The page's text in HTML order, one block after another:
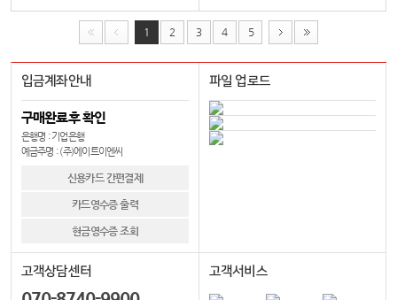
1 2 3 4 5
입금계좌안내
구매완료후 확인
은행명 : 기업은행
예금주명 : (주)에이트이엔씨
신용카드 간편결제
카드영수증 출력
현금영수증 조회
파일 업로드
고객상담센터 고객서비스